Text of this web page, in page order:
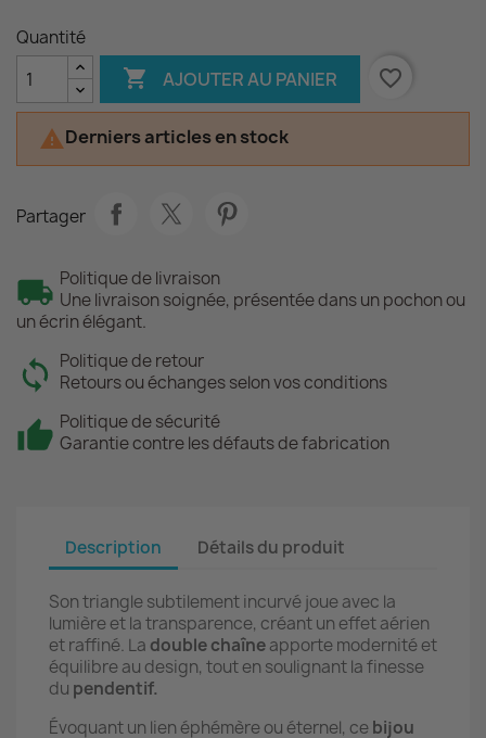
Quantité
 AJOUTER AU PANIER favorite_border
Derniers articles en stock
Partager
Politique de livraison
Une livraison soignée, présentée dans un pochon ou
un écrin élégant.
Politique de retour
Retours ou échanges selon vos conditions
Politique de sécurité
Garantie contre les défauts de fabrication
Description Détails du produit
Son triangle subtilement incurvé joue avec la
lumière et la transparence, créant un effet aérien
et raffiné. La double chaîneapporte modernité et
équilibre au design, tout en soulignant la finesse
du pendentif.
Évoquant un lien éphémère ou éternel, cebijou